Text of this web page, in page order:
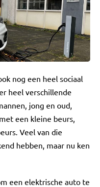
nog een heel sociaal
heel verschillende
jong en oud,
een kleine beurs,
Veel van die
hebben, maar nu ken
een elektrische auto te